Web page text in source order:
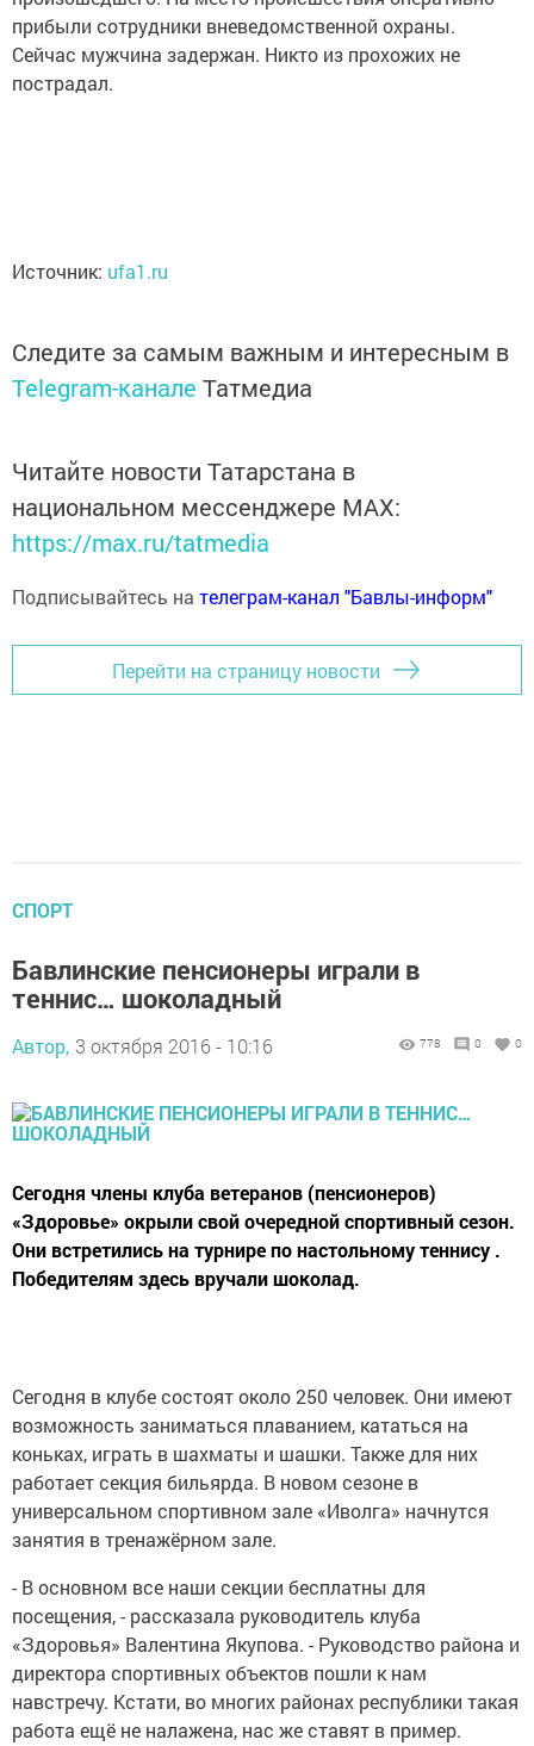
прибыли сотрудники вневедомственной охраны.
Сейчас мужчина задержан. Никто из прохожих не
пострадал.
Источник: ufa1.ru
Следите за самым важным и интересным в
Telegram-канале Татмедиа
Читайте новости Татарстана в
национальном мессенджере MАХ:
https://max.ru/tatmedia
Подписывайтесь на телеграм-канал "Бавлы-информ"
Перейти на страницу новости
СПОРТ
Бавлинские пенсионеры играли в
теннис… шоколадный
Автор, 3 октября 2016 - 10:16 778 0 0
Сегодня члены клуба ветеранов (пенсионеров)
«Здоровье» окрыли свой очередной спортивный сезон.
Они встретились на турнире по настольному теннису .
Победителям здесь вручали шоколад.
Сегодня в клубе состоят около 250 человек. Они имеют
возможность заниматься плаванием, кататься на
коньках, играть в шахматы и шашки. Также для них
работает секция бильярда. В новом сезоне в
универсальном спортивном зале «Иволга» начнутся
занятия в тренажёрном зале.
- В основном все наши секции бесплатны для
посещения, - рассказала руководитель клуба
«Здоровья» Валентина Якупова. - Руководство района и
директора спортивных объектов пошли к нам
навстречу. Кстати, во многих районах республики такая
работа ещё не налажена, нас же ставят в пример.